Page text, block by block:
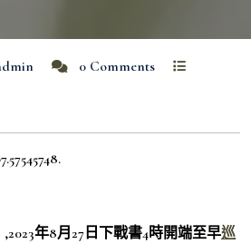
0 Comments
年8月27日下戰書4時開端至早巡